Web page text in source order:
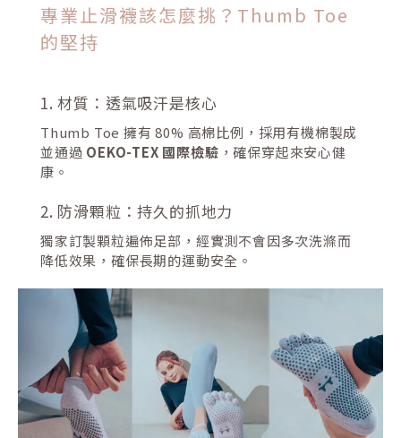
專業止滑襪該怎麼挑？Thumb Toe
的堅持
1. 材質：透氣吸汗是核心
Thumb Toe 擁有 80% 高棉比例，採用有機棉製成
並通過 OEKO-TEX 國際檢驗 ，確保穿起來安心健
康。
2. 防滑顆粒：持久的抓地力
獨家訂製顆粒遍佈足部，經實測不會因多次洗滌而
降低效果，確保長期的運動安全。